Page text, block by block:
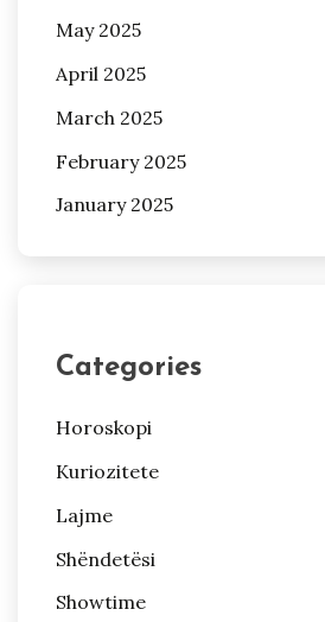
May 2025
April 2025
March 2025
February 2025
January 2025
Categories
Horoskopi
Kuriozitete
Lajme
Shëndetësi
Showtime